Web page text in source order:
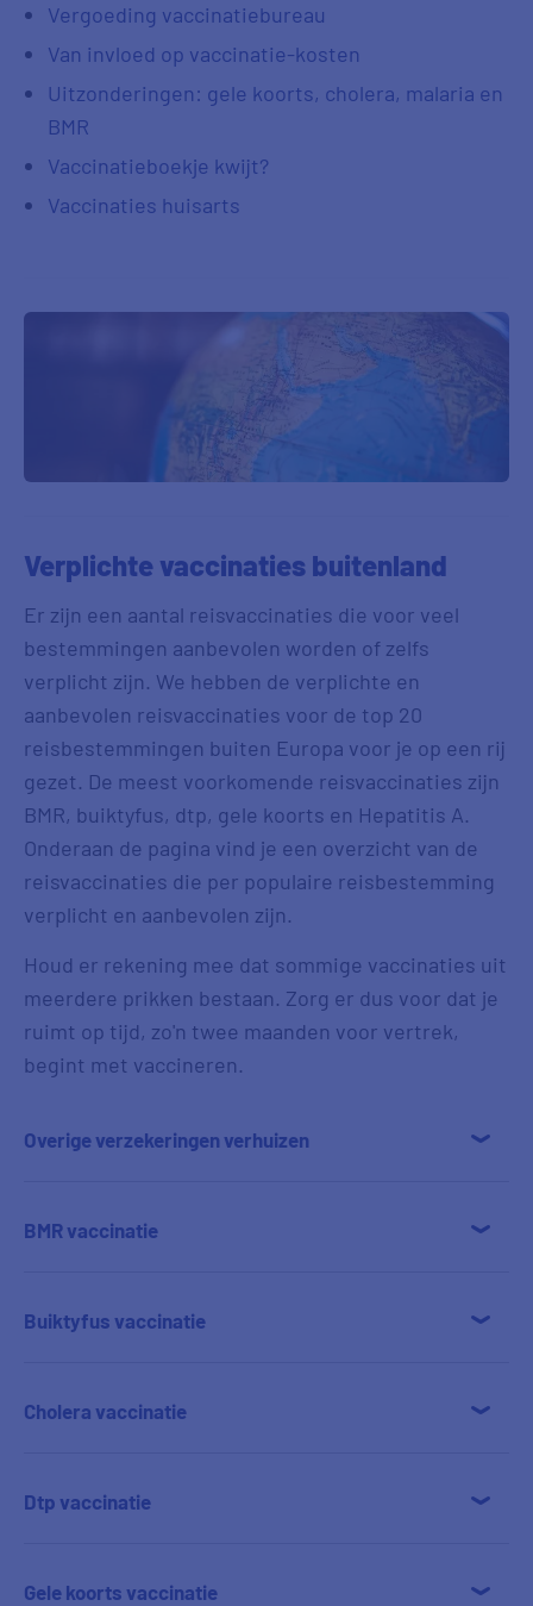
Vergoeding vaccinatiebureau
Van invloed op vaccinatie-kosten
Uitzonderingen: gele koorts, cholera, malaria en
BMR
Vaccinatieboekje kwijt?
Vaccinaties huisarts
Verplichte vaccinaties buitenland
Er zijn een aantal reisvaccinaties die voor veel
bestemmingen aanbevolen worden of zelfs
verplicht zijn. We hebben de verplichte en
aanbevolen reisvaccinaties voor de top 20
reisbestemmingen buiten Europa voor je op een rij
gezet. De meest voorkomende reisvaccinaties zijn
BMR, buiktyfus, dtp, gele koorts en Hepatitis A.
Onderaan de pagina vind je een overzicht van de
reisvaccinaties die per populaire reisbestemming
verplicht en aanbevolen zijn.
Houd er rekening mee dat sommige vaccinaties uit
meerdere prikken bestaan. Zorg er dus voor dat je
ruimt op tijd, zo'n twee maanden voor vertrek,
begint met vaccineren.
Overige verzekeringen verhuizen
BMR vaccinatie
Buiktyfus vaccinatie
Cholera vaccinatie
Dtp vaccinatie
Gele koorts vaccinatie